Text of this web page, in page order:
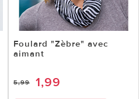
Foulard "Zèbre" avec
aimant
5,99 1,99